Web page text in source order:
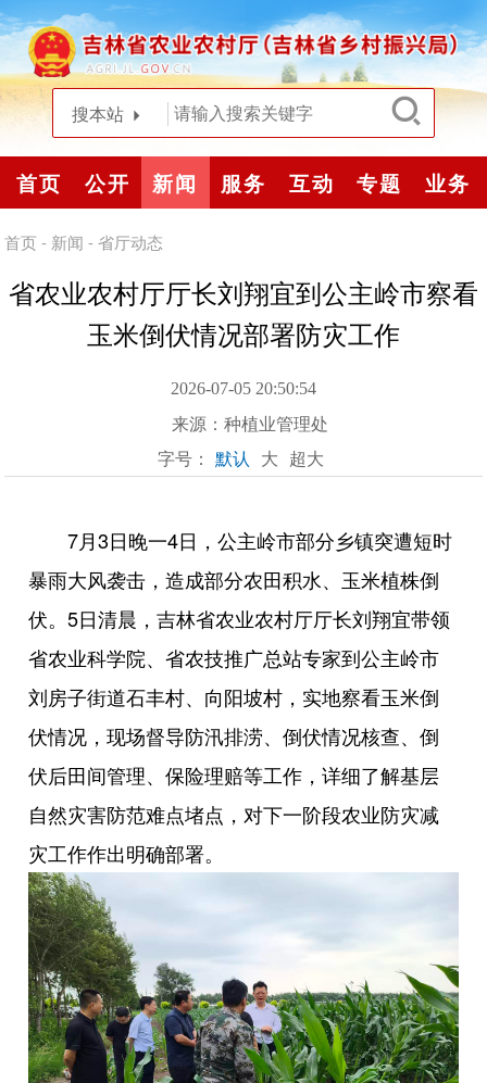
搜本站
首页 公开 新闻 服务 互动 专题 业务
首页 - 新闻 -省厅动态
省农业农村厅厅长刘翔宜到公主岭市察看
玉米倒伏情况部署防灾工作
2026-07-05 20:50:54
来源： 种植业管理处
字号： 默认 大 超大
7月3日晚一4日，公主岭市部分乡镇突遭短时
暴雨大风袭击，造成部分农田积水、玉米植株倒
伏。5日清晨，吉林省农业农村厅厅长刘翔宜带领
省农业科学院、省农技推广总站专家到公主岭市
刘房子街道石丰村、向阳坡村，实地察看玉米倒
伏情况，现场督导防汛排涝、倒伏情况核查、倒
伏后田间管理、保险理赔等工作，详细了解基层
自然灾害防范难点堵点，对下一阶段农业防灾减
灾工作作出明确部署。